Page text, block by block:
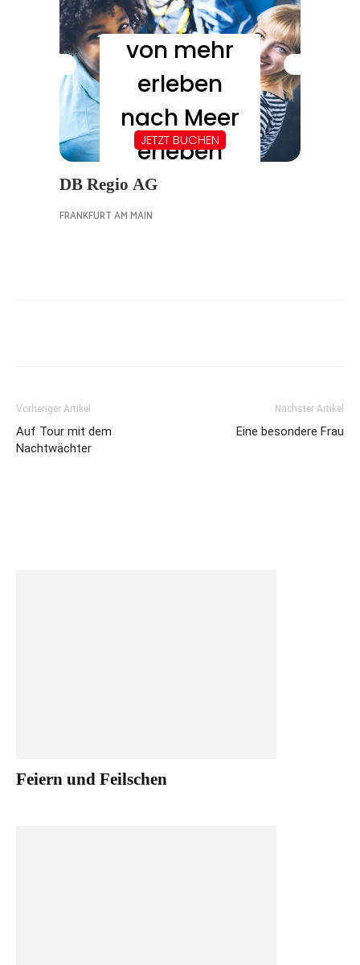
Vorheriger Artikel
Auf Tour mit dem
Nachtwächter
Nächster Artikel
Eine besondere Frau
Feiern und Feilschen